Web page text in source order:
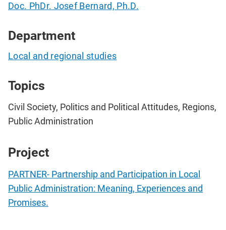
Doc. PhDr. Josef Bernard, Ph.D.
Department
Local and regional studies
Topics
Civil Society, Politics and Political Attitudes, Regions,
Public Administration
Project
PARTNER- Partnership and Participation in Local
Public Administration: Meaning, Experiences and
Promises.